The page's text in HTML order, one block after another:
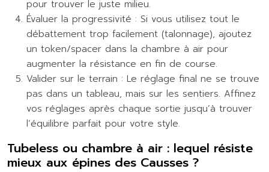
pour trouver le juste milieu.
Évaluer la progressivité : Si vous utilisez tout le
débattement trop facilement (talonnage), ajoutez
un token/spacer dans la chambre à air pour
augmenter la résistance en fin de course.
Valider sur le terrain : Le réglage final ne se trouve
pas dans un tableau, mais sur les sentiers. Affinez
vos réglages après chaque sortie jusqu’à trouver
l’équilibre parfait pour votre style.
Tubeless ou chambre à air : lequel résiste
mieux aux épines des Causses ?